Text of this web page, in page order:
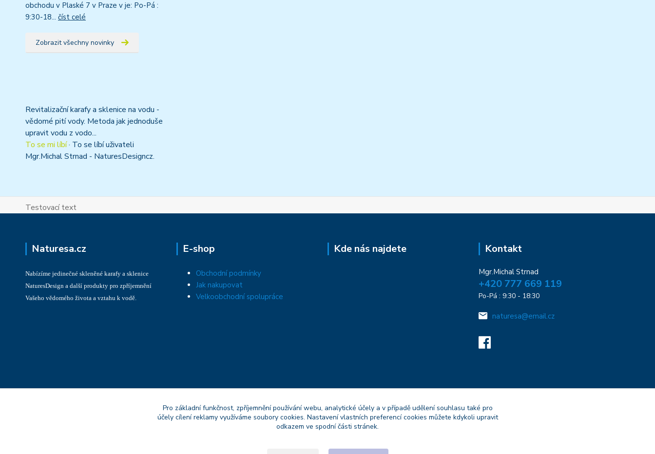
obchodu v Plaské 7 v Praze v je: Po-Pá :
9:30-18... číst celé
Zobrazit všechny novinky
Revitalizační karafy a sklenice na vodu -
vědomé pití vody. Metoda jak jednoduše
upravit vodu z vodo...
To se mi líbí· To se líbí uživateli
Mgr.Michal Strnad - NaturesDesigncz.
Testovací text
Naturesa.cz
Nabízíme jedinečné skleněné karafy a sklenice
NaturesDesign a další produkty pro zpříjemnění
Vašeho vědomého života a vztahu k vodě.
E-shop
Obchodní podmínky
Jak nakupovat
Velkoobchodní spolupráce
Kde nás najdete Kontakt
Mgr.Michal Strnad
+420 777 669 119
Po-Pá : 9:30 - 18:30
naturesa@email.cz
Pro základní funkčnost, zpříjemnění používání webu, analytické účely a v případě udělení souhlasu také pro
účely cílení reklamy využíváme soubory cookies. Nastavení vlastních preferencí cookies můžete kdykoli upravit
odkazem ve spodní části stránek.